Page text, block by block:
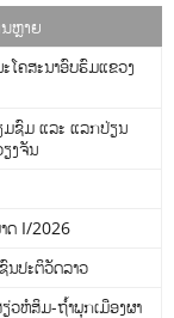
ຫຼາຍ
ໂຄສະນາອົບຮົມແຂວງ
ມຊົມ ແລະ ແລກປ່ຽນ
ງຈັນ
ດ I/2026
ນປະຕິວັດລາວ
ວຫໍສິມ-ຖໍ້າພຸກເມືອງຜາ